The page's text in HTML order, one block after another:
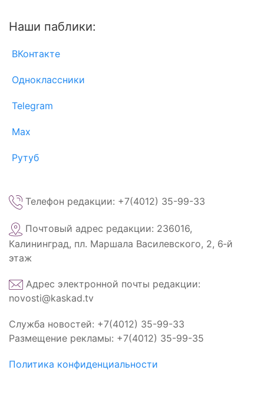
Наши паблики:
ВКонтакте
Одноклассники
Telegram
Max
Рутуб
Телефон редакции: +7(4012) 35-99-33
Почтовый адрес редакции: 236016,
Калининград, пл. Маршала Василевского, 2, 6‑й
этаж
Адрес электронной почты редакции:
novosti@kaskad.tv
Служба новостей: +7(4012) 35-99-33
Размещение рекламы: +7(4012) 35-99-35
Политика конфиденциальности